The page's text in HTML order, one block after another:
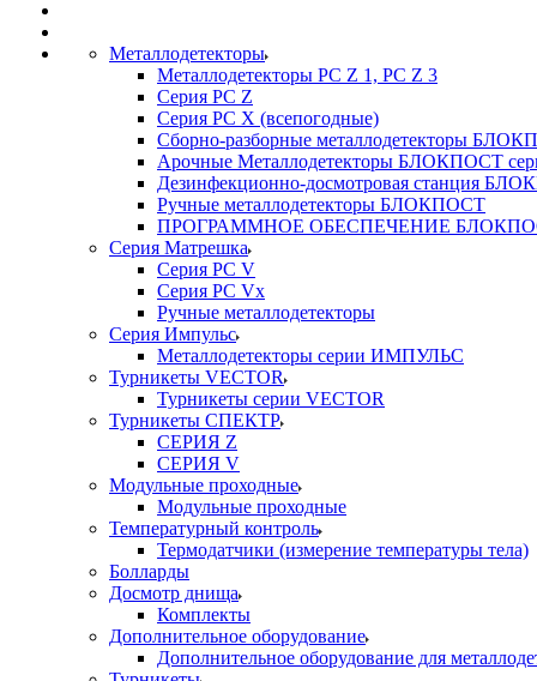
Металлодетекторы
Металлодетекторы РС Z 1, PC Z 3
Серия РС Z
Серия РС X (всепогодные)
Сборно-разборные металлодетекторы
Арочные Металлодетекторы БЛОКПОСТ
Дезинфекционно-досмотровая станция
Ручные металлодетекторы БЛОКПОСТ
ПРОГРАММНОЕ ОБЕСПЕЧЕНИЕ
Серия Матрешка
Серия PC V
Серия PC Vx
Ручные металлодетекторы
Серия Импульс
Металлодетекторы серии ИМПУЛЬС
Турникеты VECTOR
Турникеты серии VECTOR
Турникеты СПЕКТР
СЕРИЯ Z
СЕРИЯ V
Модульные проходные
Модульные проходные
Температурный контроль
Термодатчики (измерение температуры тела)
Болларды
Досмотр днища
Комплекты
Дополнительное оборудование
Дополнительное оборудование для